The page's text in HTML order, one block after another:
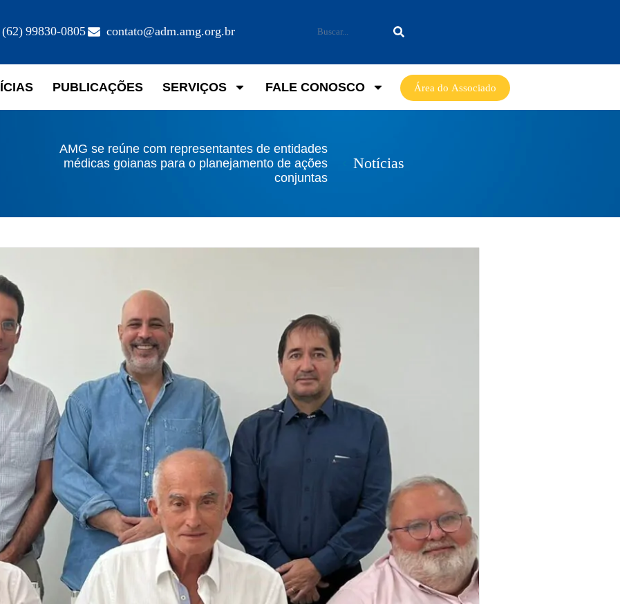
(62) 99830-0805 contato@adm.amg.org.br
PUBLICAÇÕES SERVIÇOS FALE CONOSCO Área do Associado
AMG se reúne com representantes de entidades
médicas goianas para o planejamento de ações
conjuntas
Notícias